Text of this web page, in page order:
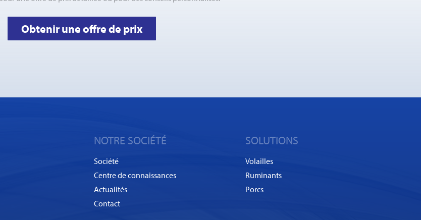
Obtenir une offre de prix
NOTRE SOCIÉTÉ
Société
Centre de connaissances
Actualités
Contact
SOLUTIONS
Volailles
Ruminants
Porcs